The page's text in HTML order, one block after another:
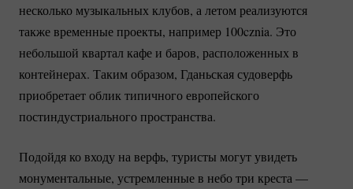
несколько музыкальных клубов, а летом реализуются
также временные проекты, например 100cznia. Это
небольшой квартал кафе и баров, расположенных в
контейнерах. Таким образом, Гданьская судоверфь
приобретает облик типичного европейского
постиндустриального пространства.
Подойдя ко входу на верфь, туристы могут увидеть
монументальные, устремленные в небо три креста —